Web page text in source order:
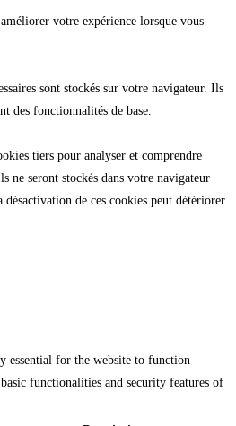
votre expérience lorsque vous
sont stockés sur votre navigateur. Ils
des fonctionnalités de base.
tiers pour analyser et comprendre
ne seront stockés dans votre navigateur
désactivation de ces cookies peut détériorer
essential for the website to function
functionalities and security features of